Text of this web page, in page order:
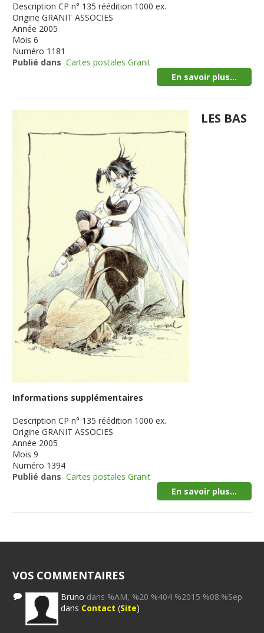
Description CP n° 135 réédition 1000 ex.
Origine GRANIT ASSOCIES
Année 2005
Mois 6
Numéro 1181
Publié dans Cartes postales Granit
En savoir plus...
LES BAS
Informations supplémentaires
Description CP n° 135 réédition 1000 ex.
Origine GRANIT ASSOCIES
Année 2005
Mois 9
Numéro 1394
Publié dans Cartes postales Granit
En savoir plus...
VOS COMMENTAIRES
Bruno dans %AM, %20 %404 %2015 %08:%Sep
dans Contact (Site)